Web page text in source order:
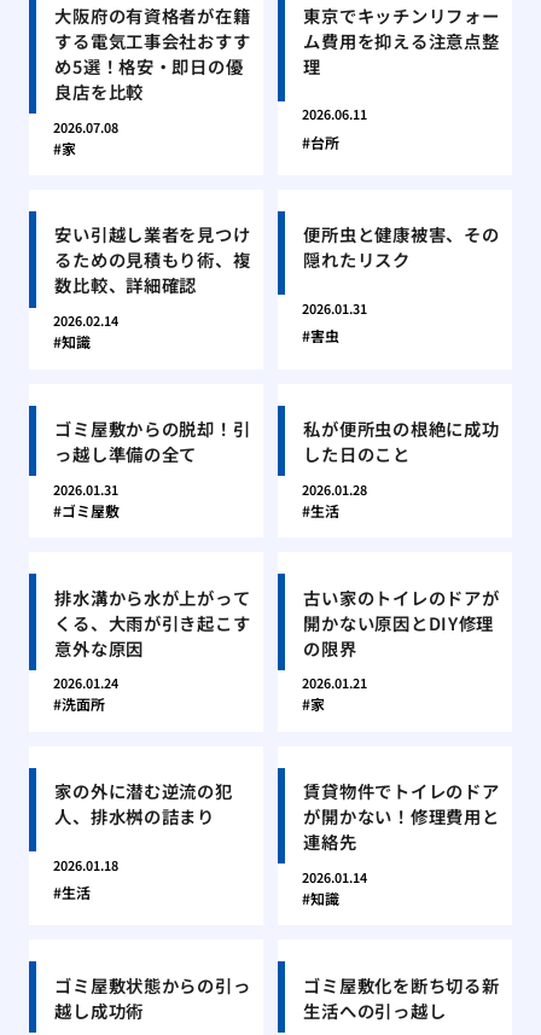
大阪府の有資格者が在籍
する電気工事会社おすす
め5選！格安・即日の優
良店を比較
2026.07.08
家
東京でキッチンリフォー
ム費用を抑える注意点整
理
2026.06.11
台所
安い引越し業者を見つけ
るための見積もり術、複
数比較、詳細確認
2026.02.14
知識
便所虫と健康被害、その
隠れたリスク
2026.01.31
害虫
ゴミ屋敷からの脱却！引
っ越し準備の全て
2026.01.31
ゴミ屋敷
私が便所虫の根絶に成功
した日のこと
2026.01.28
生活
排水溝から水が上がって
くる、大雨が引き起こす
意外な原因
2026.01.24
洗面所
古い家のトイレのドアが
開かない原因とDIY修理
の限界
2026.01.21
家
家の外に潜む逆流の犯
人、排水桝の詰まり
2026.01.18
生活
賃貸物件でトイレのドア
が開かない！修理費用と
連絡先
2026.01.14
知識
ゴミ屋敷状態からの引っ
越し成功術
ゴミ屋敷化を断ち切る新
生活への引っ越し